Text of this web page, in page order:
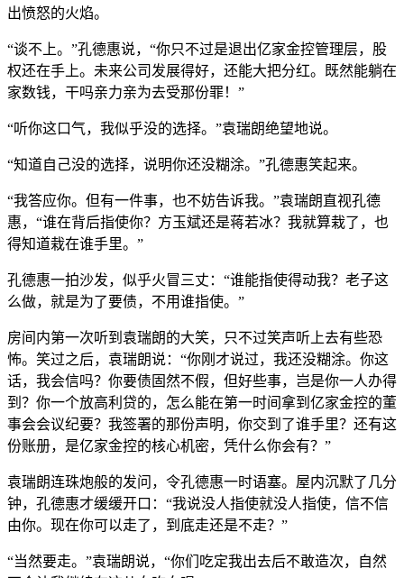
出愤怒的火焰。
“谈不上。”孔德惠说，“你只不过是退出亿家金控管理层，股
权还在手上。未来公司发展得好，还能大把分红。既然能躺在
家数钱，干吗亲力亲为去受那份罪！”
“听你这口气，我似乎没的选择。”袁瑞朗绝望地说。
“知道自己没的选择，说明你还没糊涂。”孔德惠笑起来。
“我答应你。但有一件事，也不妨告诉我。”袁瑞朗直视孔德
惠，“谁在背后指使你？方玉斌还是蒋若冰？我就算栽了，也
得知道栽在谁手里。”
孔德惠一拍沙发，似乎火冒三丈：“谁能指使得动我？老子这
么做，就是为了要债，不用谁指使。”
房间内第一次听到袁瑞朗的大笑，只不过笑声听上去有些恐
怖。笑过之后，袁瑞朗说：“你刚才说过，我还没糊涂。你这
话，我会信吗？你要债固然不假，但好些事，岂是你一人办得
到？你一个放高利贷的，怎么能在第一时间拿到亿家金控的董
事会会议纪要？我签署的那份声明，你交到了谁手里？还有这
份账册，是亿家金控的核心机密，凭什么你会有？”
袁瑞朗连珠炮般的发问，令孔德惠一时语塞。屋内沉默了几分
钟，孔德惠才缓缓开口：“我说没人指使就没人指使，信不信
由你。现在你可以走了，到底走还是不走？”
“当然要走。”袁瑞朗说，“你们吃定我出去后不敢造次，自然